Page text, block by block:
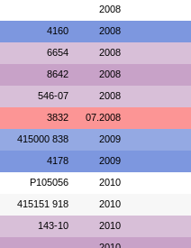
2008
4160 2008
6654 2008
8642 2008
546-07 2008
3832 07.2008
415000 838 2009
4178 2009
P105056 2010
415151 918 2010
143-10 2010